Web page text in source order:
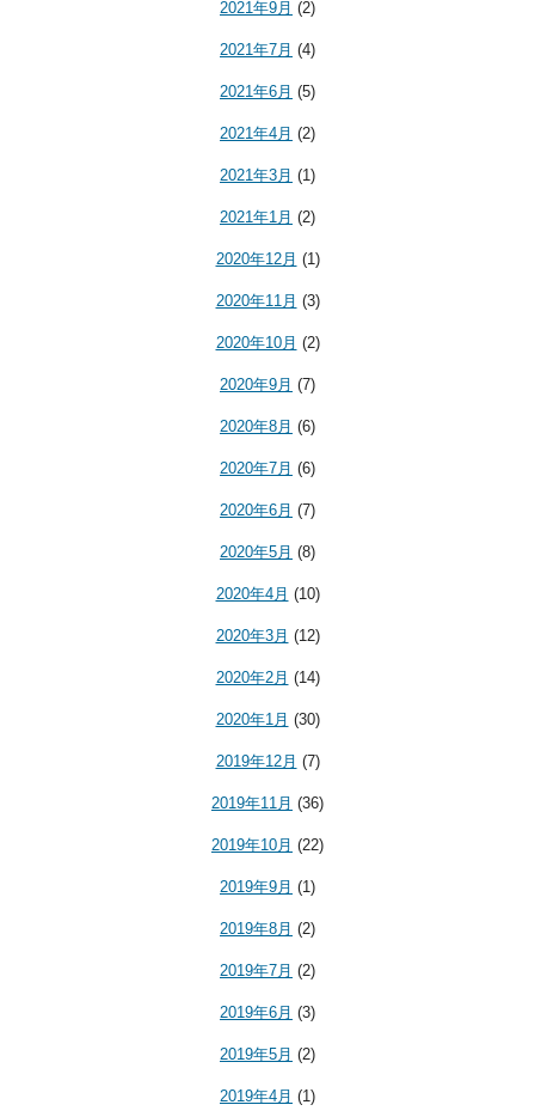
2021年9月 (2)
2021年7月 (4)
2021年6月 (5)
2021年4月 (2)
2021年3月 (1)
2021年1月 (2)
2020年12月 (1)
2020年11月 (3)
2020年10月 (2)
2020年9月 (7)
2020年8月 (6)
2020年7月 (6)
2020年6月 (7)
2020年5月 (8)
2020年4月 (10)
2020年3月 (12)
2020年2月 (14)
2020年1月 (30)
2019年12月 (7)
2019年11月 (36)
2019年10月 (22)
2019年9月 (1)
2019年8月 (2)
2019年7月 (2)
2019年6月 (3)
2019年5月 (2)
2019年4月 (1)